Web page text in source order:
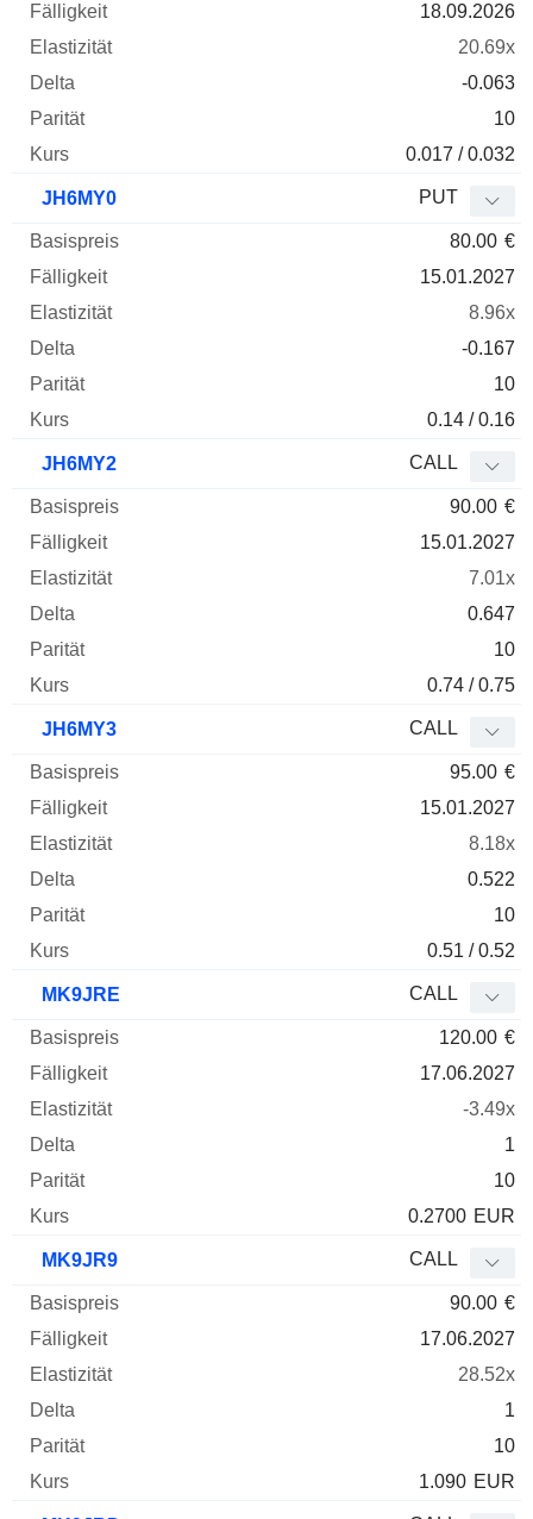
18.09.2026
20.69x
-0.063
10
0.017 / 0.032
JH6MY0 PUT
80.00 €
15.01.2027
8.96x
-0.167
10
0.14 / 0.16
JH6MY2 CALL
90.00 €
15.01.2027
7.01x
0.647
10
0.74 / 0.75
JH6MY3 CALL
95.00 €
15.01.2027
8.18x
0.522
10
0.51 / 0.52
MK9JRE CALL
120.00 €
17.06.2027
-3.49x
1
10
0.2700 EUR
MK9JR9 CALL
90.00 €
17.06.2027
28.52x
1
10
1.090 EUR